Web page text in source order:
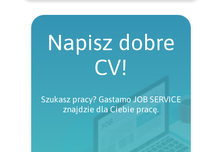
Napisz dobre
CV!
Szukasz pracy? Gastamo JOB SERVICE
znajdzie dla Ciebie pracę.